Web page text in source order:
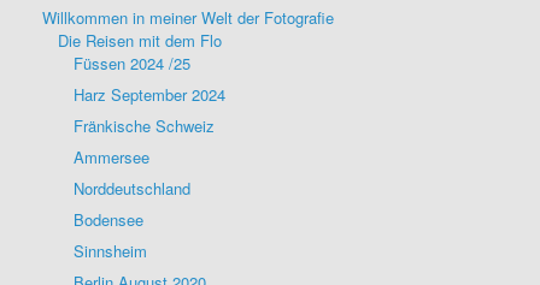
Willkommen in meiner Welt der Fotografie
Die Reisen mit dem Flo
Füssen 2024 /25
Harz September 2024
Fränkische Schweiz
Ammersee
Norddeutschland
Bodensee
Sinnsheim